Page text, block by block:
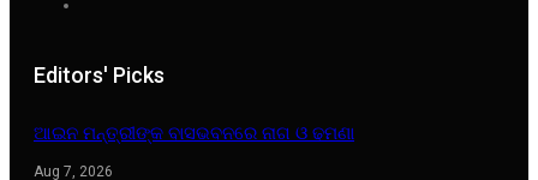
Editors' Picks
ଆଇନ ମନ୍ତ୍ରୀଙ୍କ ବାସଭବନରେ ନାଗ ଓ ଢମଣା
Aug 7, 2026